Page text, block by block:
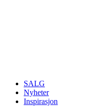
SALG
Nyheter
Inspirasjon